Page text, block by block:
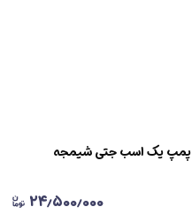
پمپ یک اسب جتی شیمجه
۲۴٫۵۰۰٫۰۰۰